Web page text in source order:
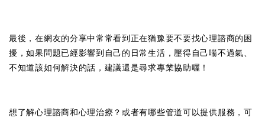
最後，在網友的分享中常常看到正在猶豫要不要找心理諮商的困
擾，如果問題已經影響到自己的日常生活，壓得自己喘不過氣、
不知道該如何解決的話，建議還是尋求專業協助喔！
想了解心理諮商和心理治療？或者有哪些管道可以提供服務，可